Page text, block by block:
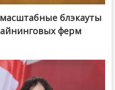
блэкауты
ферм